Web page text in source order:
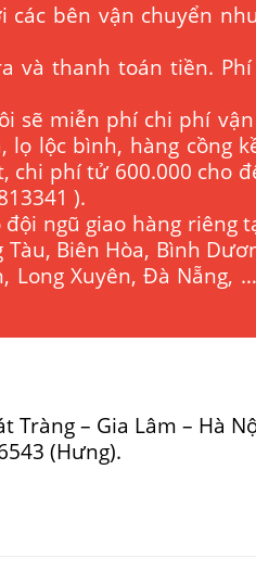
bên vận chuyển
và thanh toán tiền.
sẽ miễn phí chi phí
lộc bình, hàng cồng
phí tử 600.000 cho
).
ngũ giao hàng riêng
Biên Hòa, Bình
Long Xuyên, Đà Nẵng,
Tràng – Gia Lâm – Hà
(Hưng).